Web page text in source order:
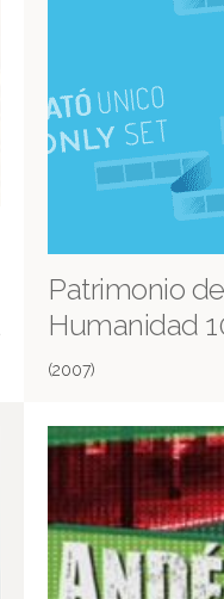
Patrimonio
Humanidad
(2007)